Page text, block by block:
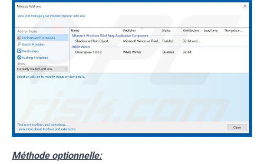
Méthode optionnelle: